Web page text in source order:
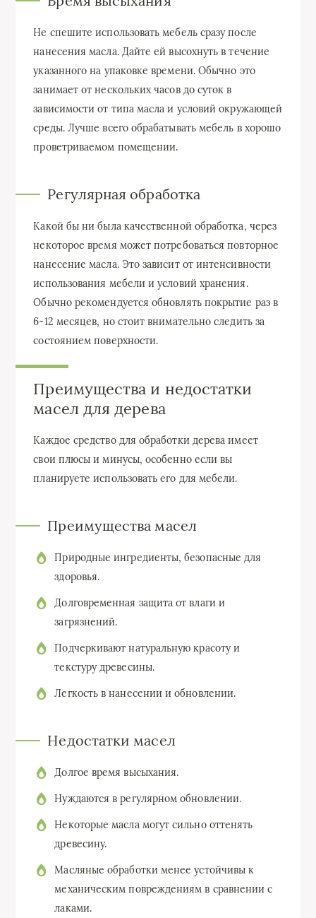
Не спешите использовать мебель сразу после
нанесения масла. Дайте ей высохнуть в течение
указанного на упаковке времени. Обычно это
занимает от нескольких часов до суток в
зависимости от типа масла и условий окружающей
среды. Лучше всего обрабатывать мебель в хорошо
проветриваемом помещении.
Регулярная обработка
Какой бы ни была качественной обработка, через
некоторое время может потребоваться повторное
нанесение масла. Это зависит от интенсивности
использования мебели и условий хранения.
Обычно рекомендуется обновлять покрытие раз в
6-12 месяцев, но стоит внимательно следить за
состоянием поверхности.
Преимущества и недостатки
масел для дерева
Каждое средство для обработки дерева имеет
свои плюсы и минусы, особенно если вы
планируете использовать его для мебели.
Преимущества масел
Природные ингредиенты, безопасные для
здоровья.
Долговременная защита от влаги и
загрязнений.
Подчеркивают натуральную красоту и
текстуру древесины.
Легкость в нанесении и обновлении.
Недостатки масел
Долгое время высыхания.
Нуждаются в регулярном обновлении.
Некоторые масла могут сильно оттенять
древесину.
Масляные обработки менее устойчивы к
механическим повреждениям в сравнении с
лаками.